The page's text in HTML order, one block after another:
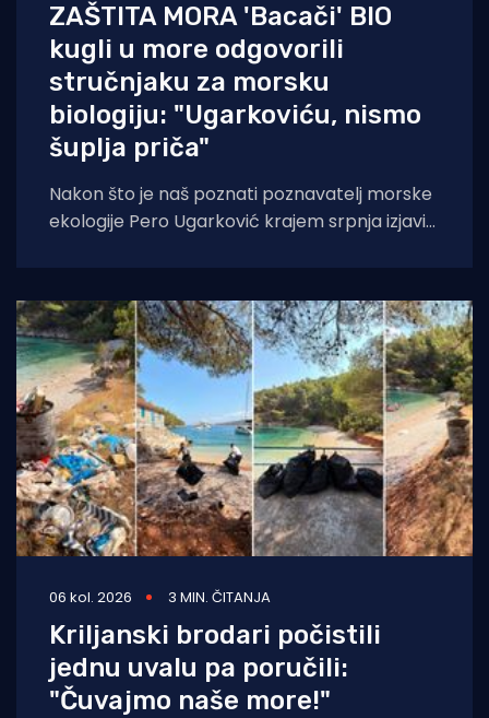
ZAŠTITA MORA 'Bacači' BIO
kugli u more odgovorili
stručnjaku za morsku
biologiju: "Ugarkoviću, nismo
šuplja priča"
Nakon što je naš poznati poznavatelj morske
ekologije Pero Ugarković krajem srpnja izjavio
06 kol. 2026 3 MIN. ČITANJA
Kriljanski brodari počistili
jednu uvalu pa poručili:
"Čuvajmo naše more!"